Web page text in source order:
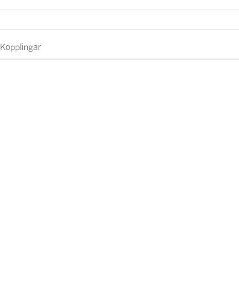
Kopplingar